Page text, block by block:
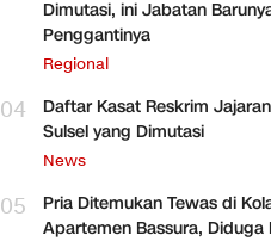
Dimutasi, ini Jabatan
Penggantinya
Regional
04
Daftar Kasat Reskrim
Sulsel yang Dimutasi
News
05
Pria Ditemukan Tewas di
Apartemen Bassura, Diduga